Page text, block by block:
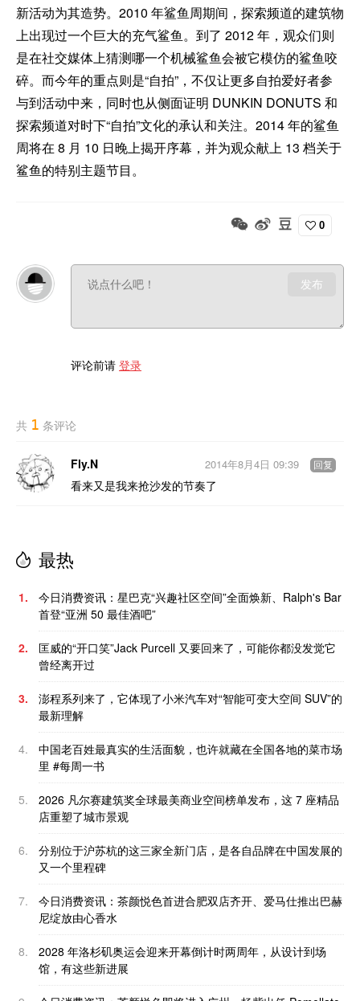
新活动为其造势。2010 年鲨鱼周期间，探索频道的建筑物
上出现过一个巨大的充气鲨鱼。到了 2012 年，观众们则
是在社交媒体上猜测哪一个机械鲨鱼会被它模仿的鲨鱼咬
碎。而今年的重点则是“自拍”，不仅让更多自拍爱好者参
与到活动中来，同时也从侧面证明 DUNKIN DONUTS 和
探索频道对时下“自拍”文化的承认和关注。2014 年的鲨鱼
周将在 8 月 10 日晚上揭开序幕，并为观众献上 13 档关于
鲨鱼的特别主题节目。
0
发布
评论前请 登录
共 1 条评论
Fly.N
看来又是我来抢沙发的节奏了
2014年8月4日 09:39 回复
最热
1.
今日消费资讯：星巴克“兴趣社区空间”全面焕新、Ralph's Bar
首登“亚洲 50 最佳酒吧”
2.
匡威的“开口笑”Jack Purcell 又要回来了，可能你都没发觉它
曾经离开过
3.
澎程系列来了，它体现了小米汽车对“智能可变大空间 SUV”的
最新理解
4.
中国老百姓最真实的生活面貌，也许就藏在全国各地的菜市场
里 #每周一书
5.
2026 凡尔赛建筑奖全球最美商业空间榜单发布，这 7 座精品
店重塑了城市景观
6.
分别位于沪苏杭的这三家全新门店，是各自品牌在中国发展的
又一个里程碑
7.
今日消费资讯：茶颜悦色首进合肥双店齐开、爱马仕推出巴赫
尼绽放由心香水
8.
2028 年洛杉矶奥运会迎来开幕倒计时两周年，从设计到场
馆，有这些新进展